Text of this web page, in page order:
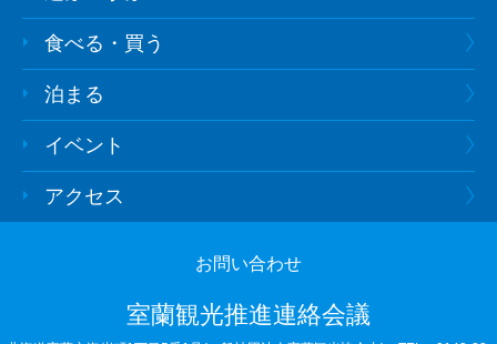
食べる・買う
泊まる
イベント
アクセス
お問い合わせ
室蘭観光推進連絡会議